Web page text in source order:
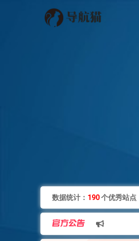
数据统计： 190个优秀站点